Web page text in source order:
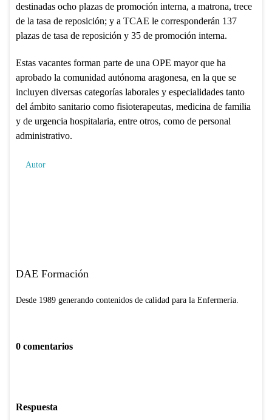
destinadas ocho plazas de promoción interna, a matrona, trece
de la tasa de reposición; y a TCAE le corresponderán 137
plazas de tasa de reposición y 35 de promoción interna.
Estas vacantes forman parte de una OPE mayor que ha
aprobado la comunidad autónoma aragonesa, en la que se
incluyen diversas categorías laborales y especialidades tanto
del ámbito sanitario como fisioterapeutas, medicina de familia
y de urgencia hospitalaria, entre otros, como de personal
administrativo.
Autor
DAE Formación
Desde 1989 generando contenidos de calidad para la Enfermería.
0 comentarios
Respuesta